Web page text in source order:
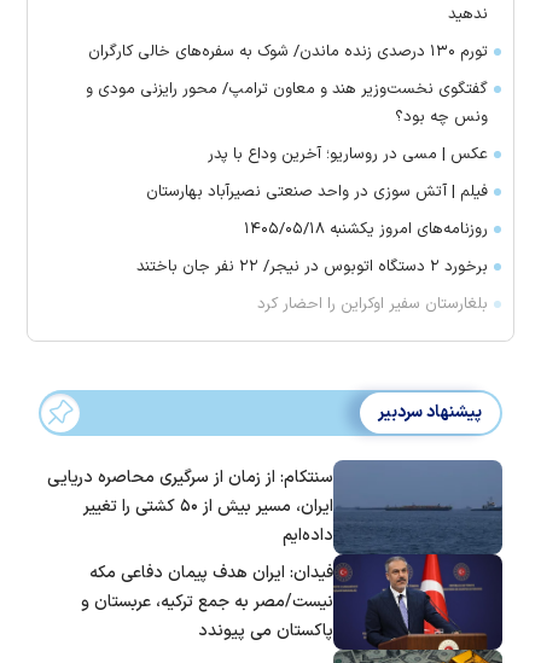
ندهید
تورم ۱۳۰ درصدی زنده ماندن/ شوک به سفره‌های خالی کارگران
گفتگوی نخست‌وزیر هند و معاون ترامپ/ محور رایزنی مودی و
ونس چه بود؟
عکس | مسی در روساریو؛ آخرین وداع با پدر
فیلم | آتش سوزی در واحد صنعتی نصیرآباد بهارستان
روزنامه‌های امروز یکشنبه ۱۴۰۵/۰۵/۱۸
برخورد ۲ دستگاه اتوبوس در نیجر/ ۲۲ نفر جان باختند
بلغارستان سفیر اوکراین را احضار کرد
پیشنهاد سردبیر
سنتکام: از زمان از سرگیری محاصره دریایی
ایران، مسیر بیش از ۵۰ کشتی را تغییر
داده‌ایم
فیدان: ایران هدف پیمان دفاعی مکه
نیست/مصر به جمع ترکیه، عربستان و
پاکستان می پیوندد